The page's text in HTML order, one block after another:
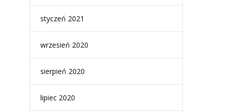
styczeń 2021
wrzesień 2020
sierpień 2020
lipiec 2020